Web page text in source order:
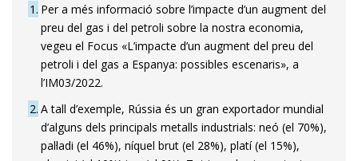
1 Per a més informació sobre l’impacte d’un augment del
preu del gas i del petroli sobre la nostra economia,
vegeu el Focus «L’impacte d’un augment del preu del
petroli i del gas a Espanya: possibles escenaris», a
l’IM03/2022.
2 A tall d’exemple, Rússia és un gran exportador mundial
d’alguns dels principals metalls industrials: neó (el 70%),
pal·ladi (el 46%), níquel brut (el 28%), platí (el 15%),